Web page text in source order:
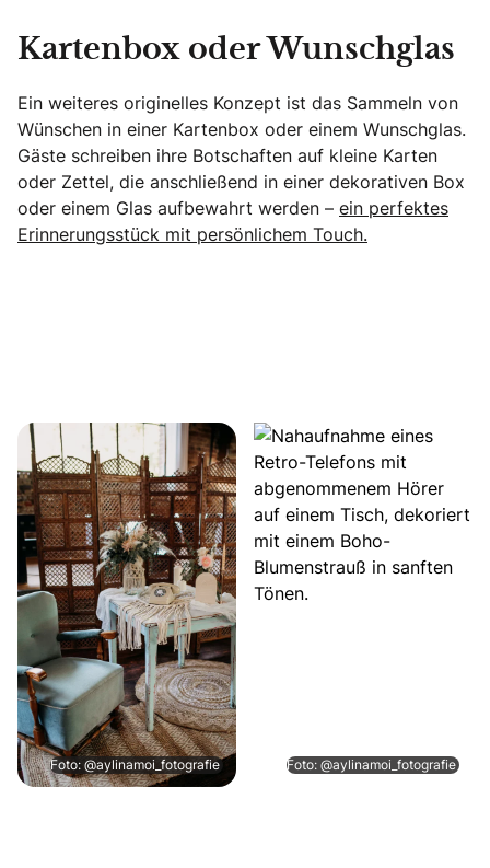
Kartenbox oder Wunschglas
Ein weiteres originelles Konzept ist das Sammeln von
Wünschen in einer Kartenbox oder einem Wunschglas.
Gäste schreiben ihre Botschaften auf kleine Karten
oder Zettel, die anschließend in einer dekorativen Box
oder einem Glas aufbewahrt werden – ein perfektes
Erinnerungsstück mit persönlichem Touch.
Foto: @aylinamoi_fotografie Foto: @aylinamoi_fotografie